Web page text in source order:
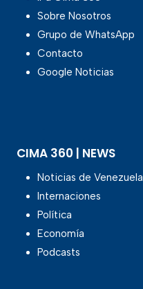
Sobre Nosotros
Grupo de WhatsApp
Contacto
Google Noticias
CIMA 360 | NEWS
Noticias de Venezuela
Internaciones
Política
Economía
Podcasts